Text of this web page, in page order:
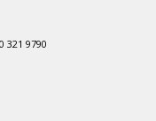
321 9790